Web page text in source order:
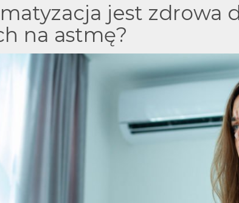
jest zdrowa
na astmę?